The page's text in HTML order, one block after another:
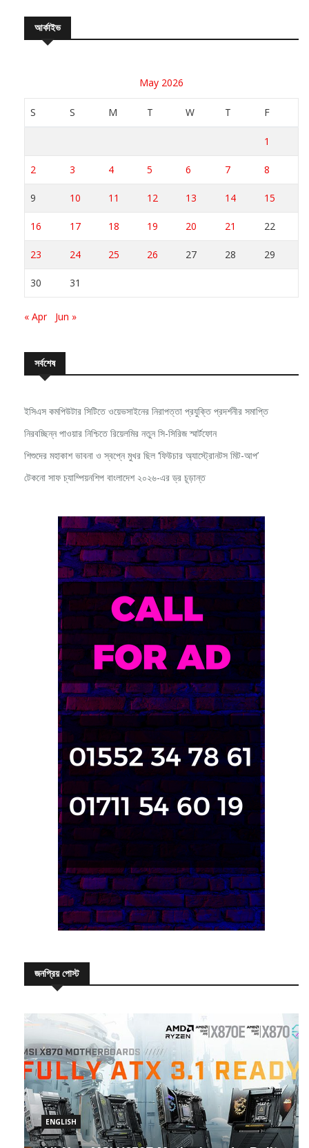
S S M T W T F
2 3 4 5 6 7 8
9 10 11 12 13 14 15
16 17 18 19 20 21 22
23 24 25 26 27 28 29
30 31
নিরবচ্ছিন্ন পাওয়ার নিশ্চিতে রিয়েলমির নতুন সি-সিরিজ স্মার্টফোন
শিশুদের মহাকাশ ভাবনা ও স্বপ্নে মুখর ছিল ‘ফিউচার অ্যাস্ট্রোনটস মিট-আপ’
টেকনো সাফ চ্যাম্পিয়নশিপ বাংলাদেশ ২০২৬-এর ড্র চূড়ান্ত
ENGLISH
All-New MSI X870E Motherboards- Built